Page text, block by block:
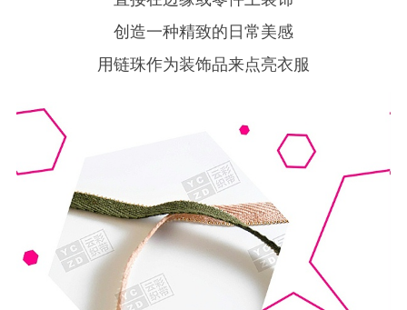
创造一种精致的日常美感
用链珠作为装饰品来点亮衣服